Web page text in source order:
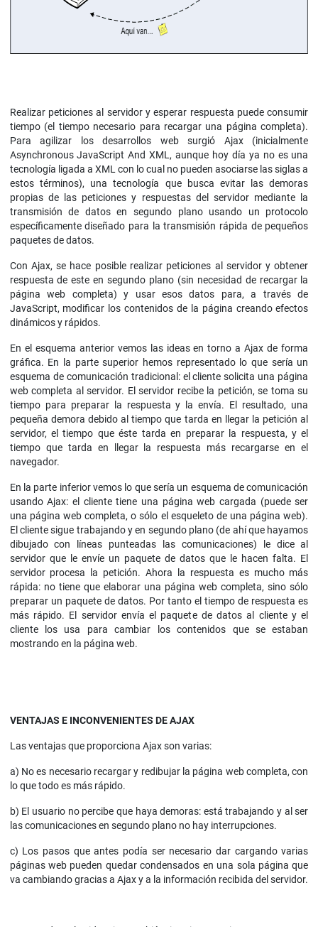
Realizar peticiones al servidor y esperar respuesta puede consumir
tiempo (el tiempo necesario para recargar una página completa).
Para agilizar los desarrollos web surgió Ajax (inicialmente
Asynchronous JavaScript And XML, aunque hoy día ya no es una
tecnología ligada a XML con lo cual no pueden asociarse las siglas a
estos términos), una tecnología que busca evitar las demoras
propias de las peticiones y respuestas del servidor mediante la
transmisión de datos en segundo plano usando un protocolo
específicamente diseñado para la transmisión rápida de pequeños
paquetes de datos.
Con Ajax, se hace posible realizar peticiones al servidor y obtener
respuesta de este en segundo plano (sin necesidad de recargar la
página web completa) y usar esos datos para, a través de
JavaScript, modificar los contenidos de la página creando efectos
dinámicos y rápidos.
En el esquema anterior vemos las ideas en torno a Ajax de forma
gráfica. En la parte superior hemos representado lo que sería un
esquema de comunicación tradicional: el cliente solicita una página
web completa al servidor. El servidor recibe la petición, se toma su
tiempo para preparar la respuesta y la envía. El resultado, una
pequeña demora debido al tiempo que tarda en llegar la petición al
servidor, el tiempo que éste tarda en preparar la respuesta, y el
tiempo que tarda en llegar la respuesta más recargarse en el
navegador.
En la parte inferior vemos lo que sería un esquema de comunicación
usando Ajax: el cliente tiene una página web cargada (puede ser
una página web completa, o sólo el esqueleto de una página web).
El cliente sigue trabajando y en segundo plano (de ahí que hayamos
dibujado con líneas punteadas las comunicaciones) le dice al
servidor que le envíe un paquete de datos que le hacen falta. El
servidor procesa la petición. Ahora la respuesta es mucho más
rápida: no tiene que elaborar una página web completa, sino sólo
preparar un paquete de datos. Por tanto el tiempo de respuesta es
más rápido. El servidor envía el paquete de datos al cliente y el
cliente los usa para cambiar los contenidos que se estaban
mostrando en la página web.
VENTAJAS E INCONVENIENTES DE AJAX
Las ventajas que proporciona Ajax son varias:
a) No es necesario recargar y redibujar la página web completa, con
lo que todo es más rápido.
b) El usuario no percibe que haya demoras: está trabajando y al ser
las comunicaciones en segundo plano no hay interrupciones.
c) Los pasos que antes podía ser necesario dar cargando varias
páginas web pueden quedar condensados en una sola página que
va cambiando gracias a Ajax y a la información recibida del servidor.